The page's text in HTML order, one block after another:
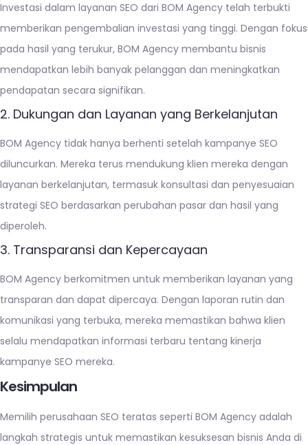
Investasi dalam layanan SEO dari BOM Agency telah terbukti
memberikan pengembalian investasi yang tinggi. Dengan fokus
pada hasil yang terukur, BOM Agency membantu bisnis
mendapatkan lebih banyak pelanggan dan meningkatkan
pendapatan secara signifikan.
2. Dukungan dan Layanan yang Berkelanjutan
BOM Agency tidak hanya berhenti setelah kampanye SEO
diluncurkan. Mereka terus mendukung klien mereka dengan
layanan berkelanjutan, termasuk konsultasi dan penyesuaian
strategi SEO berdasarkan perubahan pasar dan hasil yang
diperoleh.
3. Transparansi dan Kepercayaan
BOM Agency berkomitmen untuk memberikan layanan yang
transparan dan dapat dipercaya. Dengan laporan rutin dan
komunikasi yang terbuka, mereka memastikan bahwa klien
selalu mendapatkan informasi terbaru tentang kinerja
kampanye SEO mereka.
Kesimpulan
Memilih perusahaan SEO teratas seperti BOM Agency adalah
langkah strategis untuk memastikan kesuksesan bisnis Anda di